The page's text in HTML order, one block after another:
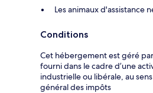
Les animaux d'assistance
Conditions
Cet hébergement est géré
fourni dans le cadre d’une
industrielle ou libérale, au
général des impôts